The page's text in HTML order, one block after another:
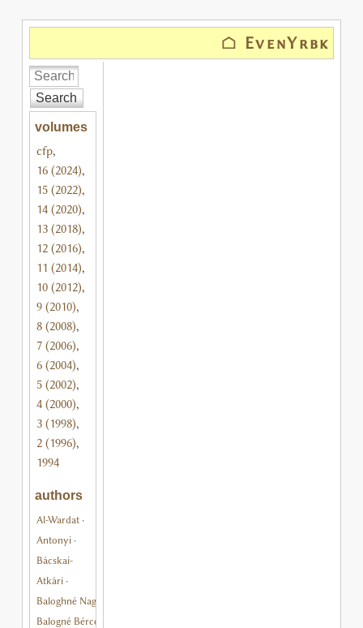
⌂ EvenYrbk
Search
volumes
cfp,
16 (2024),
15 (2022),
14 (2020),
13 (2018),
12 (2016),
11 (2014),
10 (2012),
9 (2010),
8 (2008),
7 (2006),
6 (2004),
5 (2002),
4 (2000),
3 (1998),
2 (1996),
1994
authors
Al-Wardat·
Antonyi·
Bácskai-
Atkári·
Baloghné Nagy
Balogné Bérces